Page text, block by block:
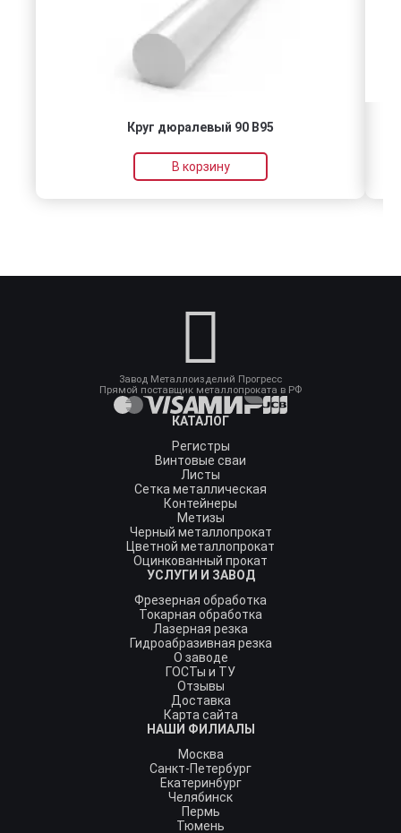
Круг дюралевый 90 В95
В корзину
Завод Металлоизделий Прогресс
Прямой поставщик металлопроката в РФ
КАТАЛОГ
Регистры
Винтовые сваи
Листы
Сетка металлическая
Контейнеры
Метизы
Черный металлопрокат
Цветной металлопрокат
Оцинкованный прокат
УСЛУГИ И ЗАВОД
Фрезерная обработка
Токарная обработка
Лазерная резка
Гидроабразивная резка
О заводе
ГОСТы и ТУ
Отзывы
Доставка
Карта сайта
НАШИ ФИЛИАЛЫ
Москва
Санкт-Петербург
Екатеринбург
Челябинск
Пермь
Тюмень